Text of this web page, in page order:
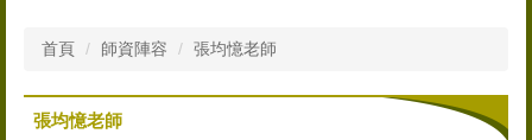
首頁 師資陣容 張均憶老師
張均憶老師